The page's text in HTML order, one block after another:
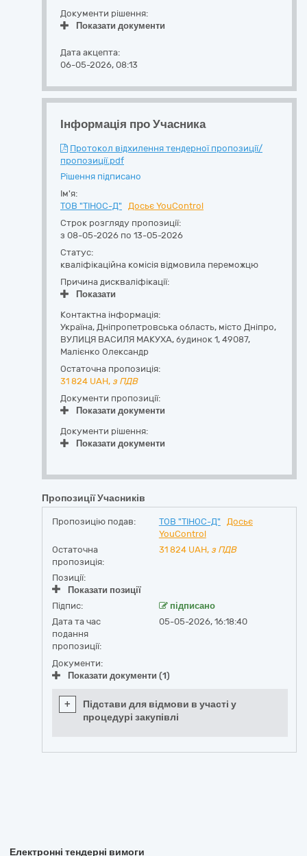
Документи рішення:
Показати документи
Дата акцепта:
06-05-2026, 08:13
Інформація про Учасника
Протокол відхилення тендерної пропозиції/
пропозиції.pdf
Рішення підписано
Ім'я:
ТОВ "ТІНОС-Д"
Досьє YouControl
Строк розгляду пропозиції:
з 08-05-2026 по 13-05-2026
Статус:
кваліфікаційна комісія відмовила переможцю
Причина дискваліфікації:
Показати
Контактна інформація:
Україна, Дніпропетровська область, місто Дніпро,
ВУЛИЦЯ ВАСИЛЯ МАКУХА, будинок 1, 49087,
Малієнко Олександр
Остаточна пропозиція:
31 824 UAH, з ПДВ
Документи пропозиції:
Показати документи
Документи рішення:
Показати документи
Пропозиції Учасників
Пропозицію подав: ТОВ "ТІНОС-Д"
Досьє
YouControl
Остаточна
пропозиція:
31 824 UAH, з ПДВ
Позиції:
Показати позиції
Підпис:
підписано
Дата та час
подання
пропозиції:
05-05-2026, 16:18:40
Документи:
Показати документи (1)
+
Підстави для відмови в участі у
процедурі закупівлі
Електронні тендерні вимоги